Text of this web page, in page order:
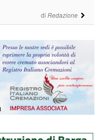
di Redazione